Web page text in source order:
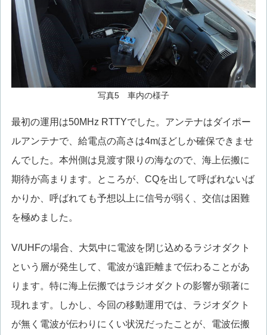
写真5 車内の様子
最初の運用は50MHz RTTYでした。アンテナはダイポー
ルアンテナで、給電点の高さは4mほどしか確保できませ
んでした。本州側は見渡す限りの海なので、海上伝搬に
期待が高まります。ところが、CQを出して呼ばれないば
かりか、呼ばれても予想以上に信号が弱く、交信は困難
を極めました。
V/UHFの場合、大気中に電波を閉じ込めるラジオダクト
という層が発生して、電波が遠距離まで伝わることがあ
ります。特に海上伝搬ではラジオダクトの影響が顕著に
現れます。しかし、今回の移動運用では、ラジオダクト
が無く電波が伝わりにくい状況だったことが、電波伝搬